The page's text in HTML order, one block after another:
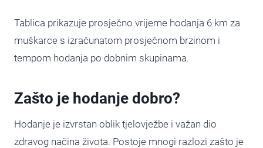
Tablica prikazuje prosječno vrijeme hodanja 6 km za
muškarce s izračunatom prosječnom brzinom i
tempom hodanja po dobnim skupinama.
Zašto je hodanje dobro?
Hodanje je izvrstan oblik tjelovježbe i važan dio
zdravog načina života. Postoje mnogi razlozi zašto je